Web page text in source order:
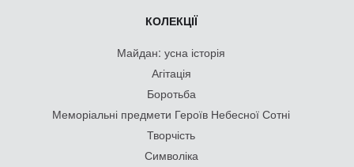
КОЛЕКЦІЇ
Майдан: усна історія
Агітація
Боротьба
Меморіальні предмети Героїв Небесної Сотні
Творчість
Символіка